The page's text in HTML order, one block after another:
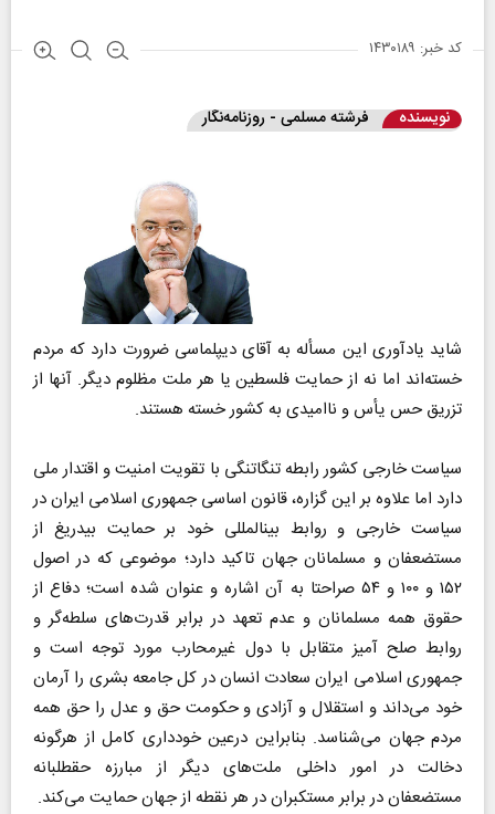
کد خبر: ۱۴۳۰۱۸۹
نویسنده فرشته مسلمی - روزنامه‌نگار
شاید یادآوری این مسأله به آقای دیپلماسی ضرورت دارد که مردم
خسته‌اند اما نه از حمایت فلسطین یا هر ملت مظلوم دیگر. آنها از
تزریق حس یأس و ناامیدی به کشور خسته هستند.
سیاست خارجی کشور رابطه تنگاتنگی با تقویت امنیت و اقتدار ملی
دارد اما علاوه بر این گزاره، قانون اساسی جمهوری اسلامی ایران در
سیاست خارجی و روابط بین‎المللی خود بر حمایت بی‎دریغ از
مستضعفان و مسلمانان جهان تاکید دارد؛ موضوعی که در اصول
۱۵۲ و ۱۰۰ و ۵۴ صراحتا به آن اشاره و عنوان شده است؛ دفاع‏ از
حقوق‏ همه‏ مسلمانان‏ و عدم‏ تعهد در برابر قدرت‏‌های سلطه‏‌گر و
روابط صلح آمیز متقابل‏ با دول‏ غیرمحارب‏ مورد توجه است و
جمهوری‏ اسلامی‏ ایران‏ سعادت‏ انسان‏ در کل‏ جامعه‏ بشری‏ را آرمان‏
خود می‌داند و استقلال‏ و آزادی‏ و حکومت‏ حق‏ و عدل‏ را حق همه‏
مردم‏ جهان‏ می‌شناسد. بنابراین‏ درعین‏ خودداری‏ کامل‏ از هرگونه
دخالت‏ در امور داخلی‏ ملت‌های‏ دیگر از مبارزه‏ حق‏طلبانه‏
مستضعفان‏ در برابر مستکبران‏ در هر نقطه‏ از جهان‏ حمایت‏ می‌کند.